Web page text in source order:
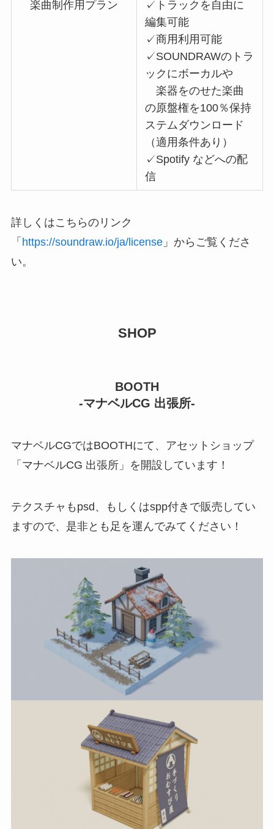
楽曲制作用プラン
✓トラックを自由に
編集可能
✓商用利用可能
✓SOUNDRAWのトラ
ックにボーカルや
楽器をのせた楽曲
の原盤権を100％保持
ステムダウンロード
（適用条件あり）
✓Spotify などへの配
信
詳しくはこちらのリンク
「 https://soundraw.io/ja/license」からご覧くださ
い。
SHOP
BOOTH
-マナベルCG 出張所-
マナベルCGではBOOTHにて、アセットショップ
「マナベルCG 出張所」を開設しています！
テクスチャもpsd、もしくはspp付きで販売してい
ますので、是非とも足を運んでみてください！